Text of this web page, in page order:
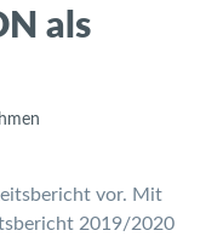
als
vor. Mit
2019/2020